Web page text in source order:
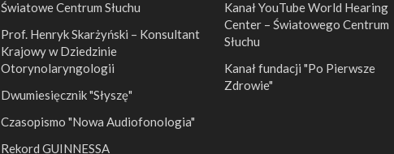
Światowe Centrum Słuchu
Prof. Henryk Skarżyński – Konsultant
Krajowy w Dziedzinie
Otorynolaryngologii
Dwumiesięcznik "Słyszę"
Czasopismo "Nowa Audiofonologia"
Rekord GUINNESSA
Kanał YouTube World Hearing
Center – Światowego Centrum
Słuchu
Kanał fundacji "Po Pierwsze
Zdrowie"